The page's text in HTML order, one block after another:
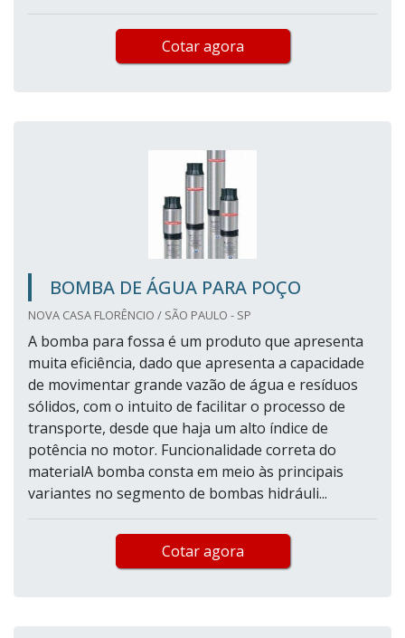
Cotar agora
BOMBA DE ÁGUA PARA POÇO
NOVA CASA FLORÊNCIO / SÃO PAULO - SP
A bomba para fossa é um produto que apresenta
muita eficiência, dado que apresenta a capacidade
de movimentar grande vazão de água e resíduos
sólidos, com o intuito de facilitar o processo de
transporte, desde que haja um alto índice de
potência no motor. Funcionalidade correta do
materialA bomba consta em meio às principais
variantes no segmento de bombas hidráuli...
Cotar agora